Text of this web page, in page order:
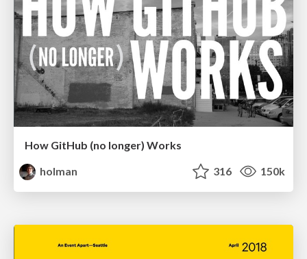
How GitHub (no longer) Works
holman
316 150k